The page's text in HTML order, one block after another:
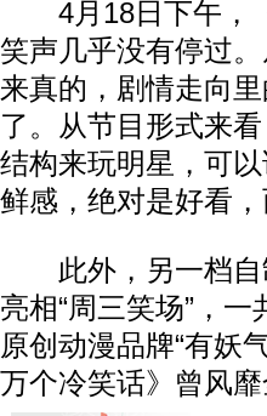
4月18日下午，《
笑声几乎没有停过
来真的，剧情走向
了。从节目形式来
结构来玩明星，可
鲜感，绝对是好看，
此外，另一档自
亮相“周三笑场”，
原创动漫品牌“有妖
万个冷笑话》曾风